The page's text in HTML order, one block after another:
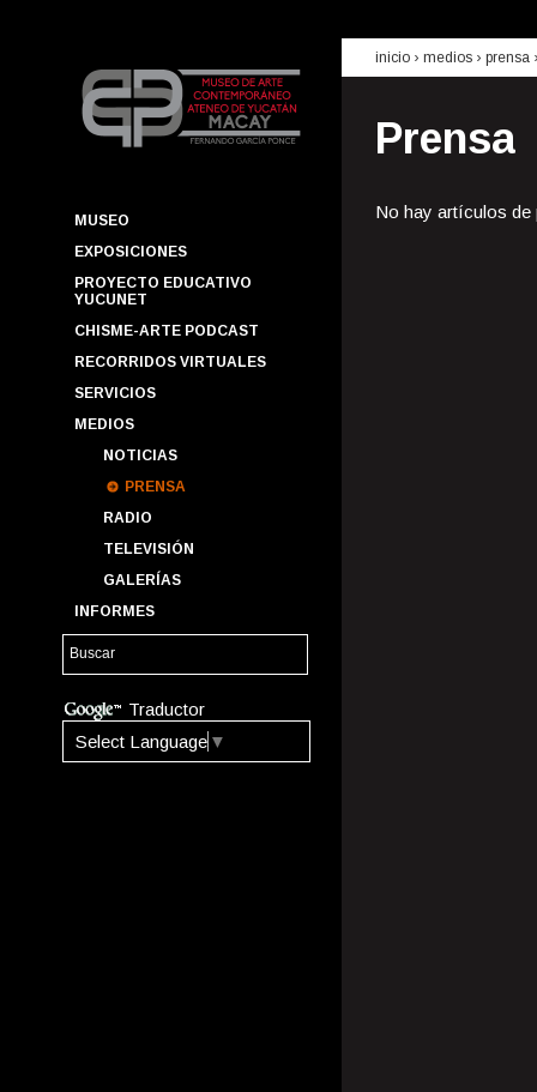
MUSEO
EXPOSICIONES
PROYECTO EDUCATIVO
YUCUNET
CHISME-ARTE PODCAST
RECORRIDOS VIRTUALES
SERVICIOS
MEDIOS
NOTICIAS
PRENSA
RADIO
TELEVISIÓN
GALERÍAS
INFORMES
Traductor
Select Language ▼
inicio › medios › prensa
Prensa
No hay artículos de